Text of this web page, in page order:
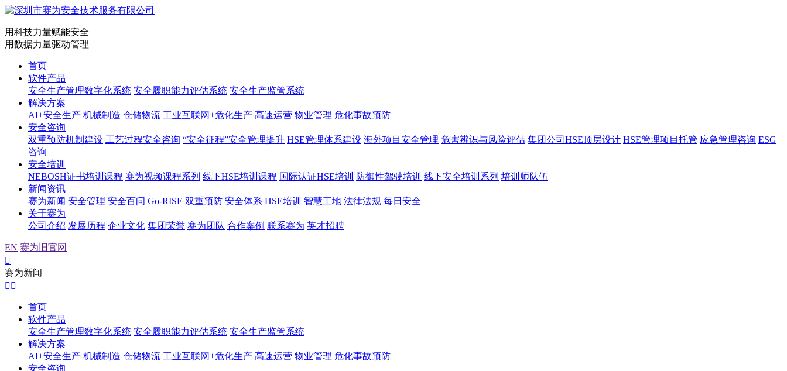
用科技力量赋能安全
用数据力量驱动管理
首页
软件产品
安全生产管理数字化系统 安全履职能力评估系统 安全生产监管系统
解决方案
AI+安全生产 机械制造 仓储物流 工业互联网+危化生产 高速运营 物业管理 危化事故预防
安全咨询
双重预防机制建设 工艺过程安全咨询 “安全征程”安全管理提升 HSE管理体系建设 海外项目安全管理 危害辨识与风险评估 集团公司HSE顶层设计 HSE管理项目托管 应急管理咨询 ESG
咨询
安全培训
NEBOSH证书培训课程 赛为视频课程系列 线下HSE培训课程 国际认证HSE培训 防御性驾驶培训 线下安全培训系列 培训师队伍
新闻资讯
赛为新闻 安全管理 安全百问 Go-RISE 双重预防 安全体系 HSE培训 智慧工地 法律法规 每日安全
关于赛为
公司介绍 发展历程 企业文化 集团荣誉 赛为团队 合作案例 联系赛为 英才招聘
EN 赛为旧官网

赛为新闻
 
首页
软件产品
安全生产管理数字化系统 安全履职能力评估系统 安全生产监管系统
解决方案
AI+安全生产 机械制造 仓储物流 工业互联网+危化生产 高速运营 物业管理 危化事故预防
安全咨询